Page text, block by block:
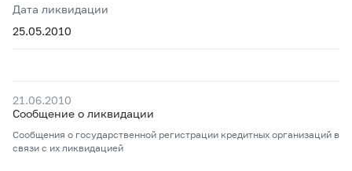
Дата ликвидации
25.05.2010
21.06.2010
Сообщение о ликвидации
Сообщения о государственной регистрации кредитных организаций в
связи с их ликвидацией